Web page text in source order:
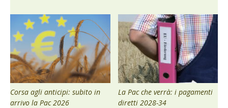
Corsa agli anticipi: subito in
arrivo la Pac 2026
La Pac che verrà: i pagamenti
diretti 2028-34